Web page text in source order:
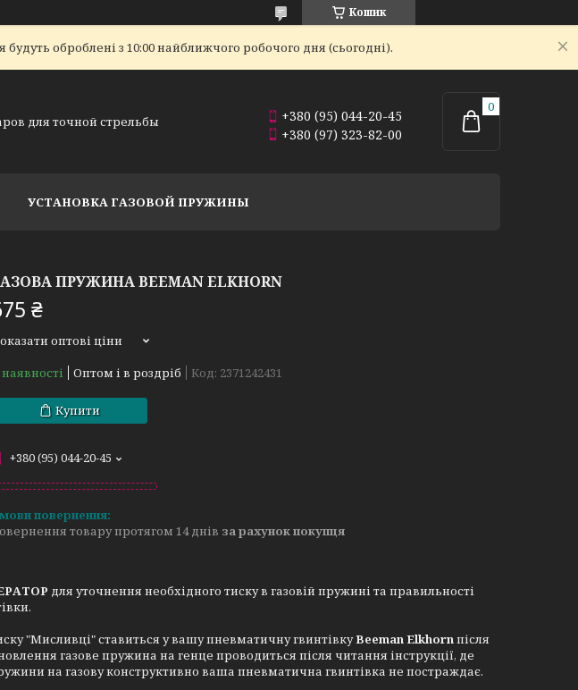
Кошик
оброблені з 10:00 найближчого робочого дня (сьогодні).
для точной стрельбы
+380 (95) 044-20-45
+380 (97) 323-82-00
УСТАНОВКА ГАЗОВОЙ ПРУЖИНЫ
ПРУЖИНА BEEMAN ELKHORN
₴
оптові ціни
Оптом і в роздріб Код: 2371242431
Купити
+380 (95) 044-20-45
товару протягом 14 днів за рахунок покупця
для уточнення необхідного тиску в газовій пружині та правильності
"Мисливці" ставиться у вашу пневматичну гвинтівкуBeeman Elkhornпісля
газове пружина на генце проводиться після читання інструкції, де
на газову конструктивно ваша пневматична гвинтівка не постраждає.